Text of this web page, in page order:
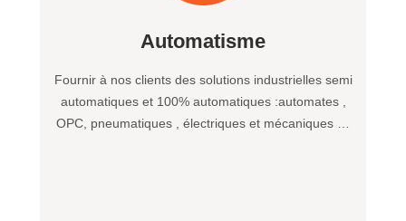
Automatisme
Fournir à nos clients des solutions industrielles semi
automatiques et 100% automatiques :automates ,
OPC, pneumatiques , électriques et mécaniques …